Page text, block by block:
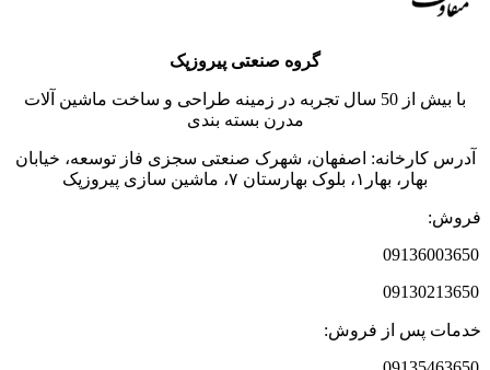
گروه صنعتی پیروزپک
با بیش از 50 سال تجربه در زمینه طراحی و ساخت ماشین آلات
مدرن بسته بندی
آدرس کارخانه: اصفهان، شهرک صنعتی سجزی فاز توسعه، خیابان
بهار، بهار‌‌۱‌، بلوک بهارستان ۷‌، ماشین سازی پیروزپک
فروش:
09136003650
09130213650
خدمات پس از فروش: